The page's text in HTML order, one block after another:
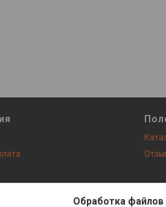
Сайт создан на
Политика обработки
Обработка